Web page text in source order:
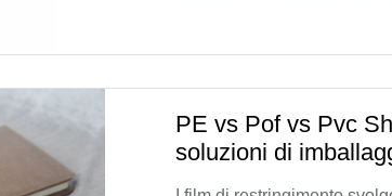
PE vs Pof vs Pvc
soluzioni di